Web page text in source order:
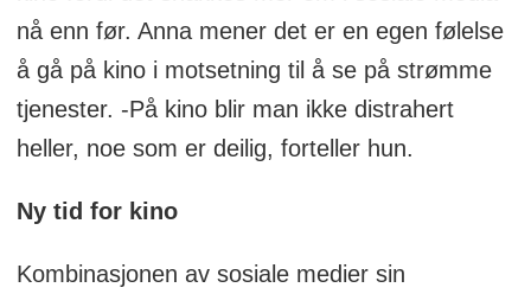
nå enn før. Anna mener det er en egen følelse
å gå på kino i motsetning til å se på strømme
tjenester. -På kino blir man ikke distrahert
heller, noe som er deilig, forteller hun.
Ny tid for kino
Kombinasjonen av sosiale medier sin